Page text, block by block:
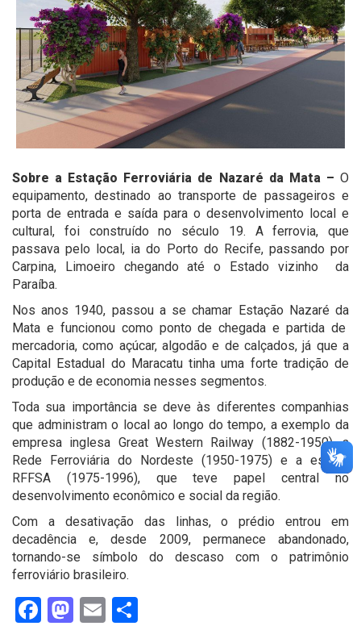
Sobre a Estação Ferroviária de Nazaré da Mata – O
equipamento, destinado ao transporte de passageiros e
porta de entrada e saída para o desenvolvimento local e
cultural, foi construído no século 19. A ferrovia, que
passava pelo local, ia do Porto do Recife, passando por
Carpina, Limoeiro chegando até o Estado vizinho da
Paraíba.
Nos anos 1940, passou a se chamar Estação Nazaré da
Mata e funcionou como ponto de chegada e partida de
mercadoria, como açúcar, algodão e de calçados, já que a
Capital Estadual do Maracatu tinha uma forte tradição de
produção e de economia nesses segmentos.
Toda sua importância se deve às diferentes companhias
que administram o local ao longo do tempo, a exemplo da
empresa inglesa Great Western Railway (1882-1950), a
Rede Ferroviária do Nordeste (1950-1975) e a estatal
RFFSA (1975-1996), que teve papel central no
desenvolvimento econômico e social da região.
Com a desativação das linhas, o prédio entrou em
decadência e, desde 2009, permanece abandonado,
tornando-se símbolo do descaso com o patrimônio
ferroviário brasileiro.
Facebook
Mastodon
Email